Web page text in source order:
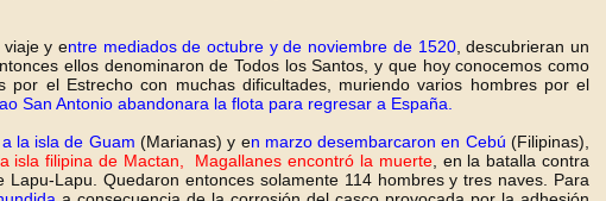
y entre mediados de octubre y de noviembre de 1520, descubrieran un
ellos denominaron de Todos los Santos, y que hoy conocemos como
por el Estrecho con muchas dificultades, muriendo varios hombres por el
San Antonio abandonara la flota para regresar a España.
la isla de Guam (Marianas) y en marzo desembarcaron en Cebú(Filipinas),
isla filipina de Mactan, Magallanes encontró la muerte, en la batalla contra
Lapu. Quedaron entonces solamente 114 hombres y tres naves. Para